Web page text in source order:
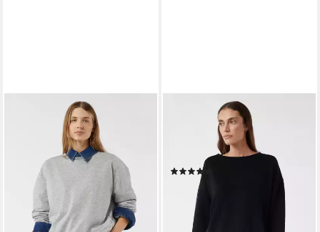
Sweatshirt Sweatshirt
Oversized Sweatshirt
leider ausverkauft
Sweatshirt Sweatshirt
Weiches Sweatshirt mit Logo-
Stickerei
59,99 €
leider ausverkauft